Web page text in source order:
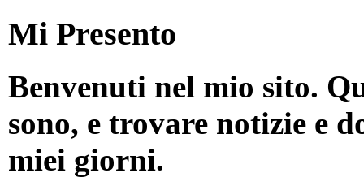
Mi Presento
Benvenuti nel mio sito.
sono, e trovare notizie e
miei giorni.